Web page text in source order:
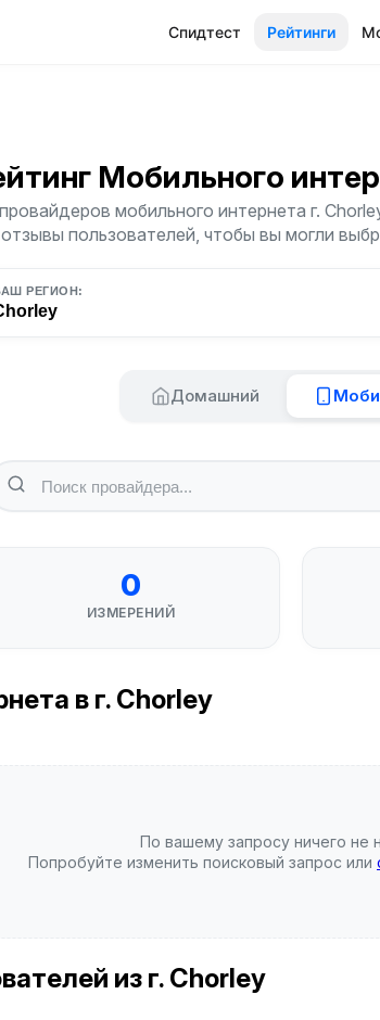
Спидтест Рейтинги
Мобильного
мобильного интернета г.
отзывы пользователей, чтобы вы могли
РЕГИОН:
Домашний
0
ИЗМЕРЕНИЙ
в г. Chorley
По вашему запросу ничего не
Попробуйте изменить поисковый запрос или
из г. Chorley